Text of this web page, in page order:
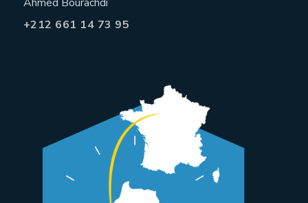
+212 661 14 73 95